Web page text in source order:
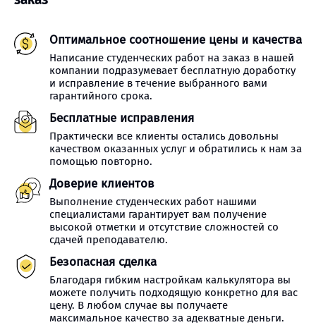
Оптимальное соотношение цены и качества
Написание студенческих работ на заказ в нашей
компании подразумевает бесплатную доработку
и исправление в течение выбранного вами
гарантийного срока.
Бесплатные исправления
Практически все клиенты остались довольны
качеством оказанных услуг и обратились к нам за
помощью повторно.
Доверие клиентов
Выполнение студенческих работ нашими
специалистами гарантирует вам получение
высокой отметки и отсутствие сложностей со
сдачей преподавателю.
Безопасная сделка
Благодаря гибким настройкам калькулятора вы
можете получить подходящую конкретно для вас
цену. В любом случае вы получаете
максимальное качество за адекватные деньги.